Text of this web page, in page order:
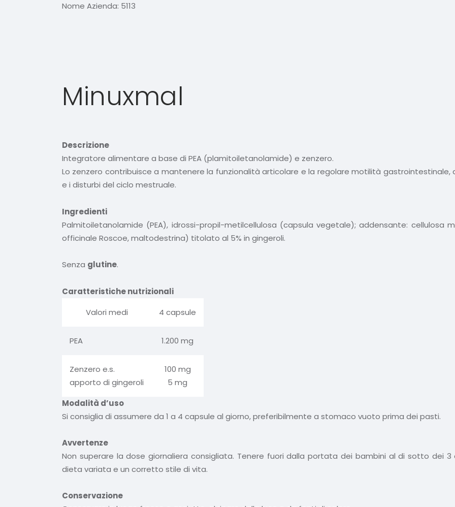
Nome Azienda: 5113
Minuxmal
Descrizione
Integratore alimentare a base di PEA (plamitoiletanolamide) e zenzero.
Lo zenzero contribuisce a mantenere la funzionalità articolare e la regolare motilità
e i disturbi del ciclo mestruale.
Ingredienti
Palmitoiletanolamide (PEA), idrossi-propil-metilcellulosa (capsula vegetale); addensante: cellulosa
officinale Roscoe, maltodestrina) titolato al 5% in gingeroli.
Senza glutine.
Caratteristiche nutrizionali
Valori medi
4 capsule
PEA 1.200 mg
Zenzero e.s.
apporto di gingeroli
100 mg
5 mg
Modalità d’uso
Si consiglia di assumere da 1 a 4 capsule al giorno, preferibilmente a stomaco vuoto prima dei pasti.
Avvertenze
Non superare la dose giornaliera consigliata. Tenere fuori dalla portata dei bambini al di sotto dei
dieta variata e un corretto stile di vita.
Conservazione